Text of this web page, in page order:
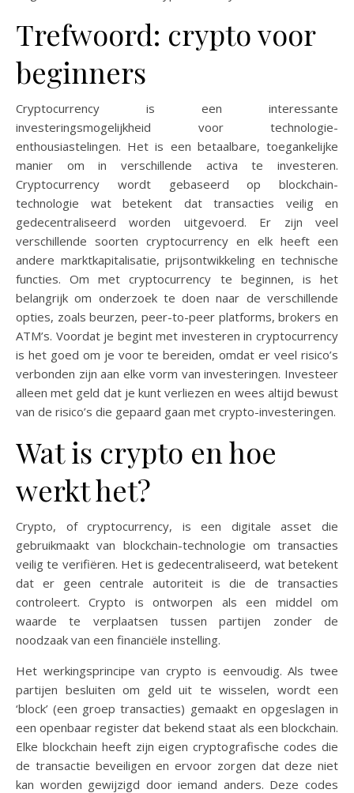
Trefwoord: crypto voor
beginners
Cryptocurrency is een interessante
investeringsmogelijkheid voor technologie-
enthousiastelingen. Het is een betaalbare, toegankelijke
manier om in verschillende activa te investeren.
Cryptocurrency wordt gebaseerd op blockchain-
technologie wat betekent dat transacties veilig en
gedecentraliseerd worden uitgevoerd. Er zijn veel
verschillende soorten cryptocurrency en elk heeft een
andere marktkapitalisatie, prijsontwikkeling en technische
functies. Om met cryptocurrency te beginnen, is het
belangrijk om onderzoek te doen naar de verschillende
opties, zoals beurzen, peer-to-peer platforms, brokers en
ATM’s. Voordat je begint met investeren in cryptocurrency
is het goed om je voor te bereiden, omdat er veel risico’s
verbonden zijn aan elke vorm van investeringen. Investeer
alleen met geld dat je kunt verliezen en wees altijd bewust
van de risico’s die gepaard gaan met crypto-investeringen.
Wat is crypto en hoe
werkt het?
Crypto, of cryptocurrency, is een digitale asset die
gebruikmaakt van blockchain-technologie om transacties
veilig te verifiëren. Het is gedecentraliseerd, wat betekent
dat er geen centrale autoriteit is die de transacties
controleert. Crypto is ontworpen als een middel om
waarde te verplaatsen tussen partijen zonder de
noodzaak van een financiële instelling.
Het werkingsprincipe van crypto is eenvoudig. Als twee
partijen besluiten om geld uit te wisselen, wordt een
‘block’ (een groep transacties) gemaakt en opgeslagen in
een openbaar register dat bekend staat als een blockchain.
Elke blockchain heeft zijn eigen cryptografische codes die
de transactie beveiligen en ervoor zorgen dat deze niet
kan worden gewijzigd door iemand anders. Deze codes